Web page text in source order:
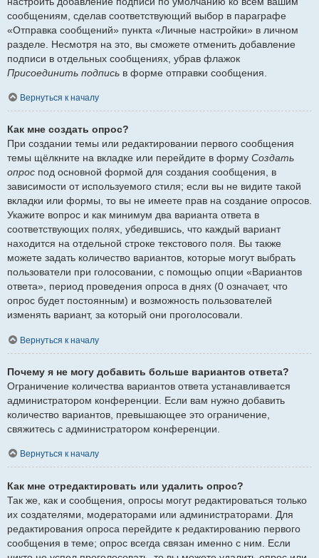
сообщениям, сделав соответствующий выбор в параграфе
«Отправка сообщений» пункта «Личные настройки» в личном
разделе. Несмотря на это, вы сможете отменить добавление
подписи в отдельных сообщениях, убрав флажок
Присоединить подпись в форме отправки сообщения.
Вернуться к началу
Как мне создать опрос?
При создании темы или редактировании первого сообщения
темы щёлкните на вкладке или перейдите в форму Создать
опрос под основной формой для создания сообщения, в
зависимости от используемого стиля; если вы не видите такой
вкладки или формы, то вы не имеете прав на создание опросов.
Укажите вопрос и как минимум два варианта ответа в
соответствующих полях, убедившись, что каждый вариант
находится на отдельной строке текстового поля. Вы также
можете задать количество вариантов, которые могут выбрать
пользователи при голосовании, с помощью опции «Вариантов
ответа», период проведения опроса в днях (0 означает, что
опрос будет постоянным) и возможность пользователей
изменять вариант, за который они проголосовали.
Вернуться к началу
Почему я не могу добавить больше вариантов ответа?
Ограничение количества вариантов ответа устанавливается
администратором конференции. Если вам нужно добавить
количество вариантов, превышающее это ограничение,
свяжитесь с администратором конференции.
Вернуться к началу
Как мне отредактировать или удалить опрос?
Так же, как и сообщения, опросы могут редактироваться только
их создателями, модераторами или администраторами. Для
редактирования опроса перейдите к редактированию первого
сообщения в теме; опрос всегда связан именно с ним. Если